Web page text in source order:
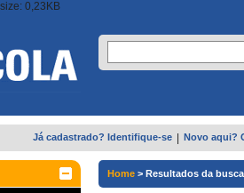
0,23KB
Já cadastrado? Identifique-se Novo aqui?
Home > Resultados da busca